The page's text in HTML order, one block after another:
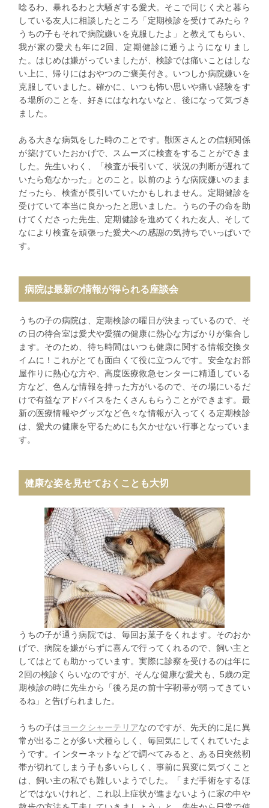
唸るわ、暴れるわと大騒ぎする愛犬。そこで同じく犬と暮ら
している友人に相談したところ「定期検診を受けてみたら？
うちの子もそれで病院嫌いを克服したよ」と教えてもらい、
我が家の愛犬も年に2回、定期健診に通うようになりまし
た。はじめは嫌がっていましたが、検診では痛いことはしな
い上に、帰りにはおやつのご褒美付き。いつしか病院嫌いを
克服していました。確かに、いつも怖い思いや痛い経験をす
る場所のことを、好きにはなれないなと、後になって気づき
ました。
ある大きな病気をした時のことです。獣医さんとの信頼関係
が築けていたおかげで、スムーズに検査をすることができま
した。先生いわく、「検査が長引いて、状況の判断が遅れて
いたら危なかった」とのこと。以前のような病院嫌いのまま
だったら、検査が長引いていたかもしれません。定期健診を
受けていて本当に良かったと思いました。うちの子の命を助
けてくださった先生、定期健診を進めてくれた友人、そして
なにより検査を頑張った愛犬への感謝の気持ちでいっぱいで
す。
病院は最新の情報が得られる座談会
うちの子の病院は、定期検診の曜日が決まっているので、そ
の日の待合室は愛犬や愛猫の健康に熱心な方ばかりが集合し
ます。そのため、待ち時間はいつも健康に関する情報交換タ
イムに！これがとても面白くて役に立つんです。安全なお部
屋作りに熱心な方や、高度医療救急センターに精通している
方など、色んな情報を持った方がいるので、その場にいるだ
けで有益なアドバイスをたくさんもらうことができます。最
新の医療情報やグッズなど色々な情報が入ってくる定期検診
は、愛犬の健康を守るためにも欠かせない行事となっていま
す。
健康な姿を見せておくことも大切
うちの子が通う病院では、毎回お菓子をくれます。そのおか
げで、病院を嫌がらずに喜んで行ってくれるので、飼い主と
してはとても助かっています。実際に診察を受けるのは年に
2回の検診くらいなのですが、そんな健康な愛犬も、5歳の定
期検診の時に先生から「後ろ足の前十字靭帯が弱ってきてい
るね」と告げられました。
うちの子は ヨークシャーテリアなのですが、先天的に足に異
常が出ることが多い犬種らしく、毎回気にしてくれていたよ
うです。インターネットなどで調べてみると、ある日突然靭
帯が切れてしまう子も多いらしく、事前に異変に気づくこと
は、飼い主の私でも難しいようでした。「まだ手術をするほ
どではないけれど、これ以上症状が進まないように家の中や